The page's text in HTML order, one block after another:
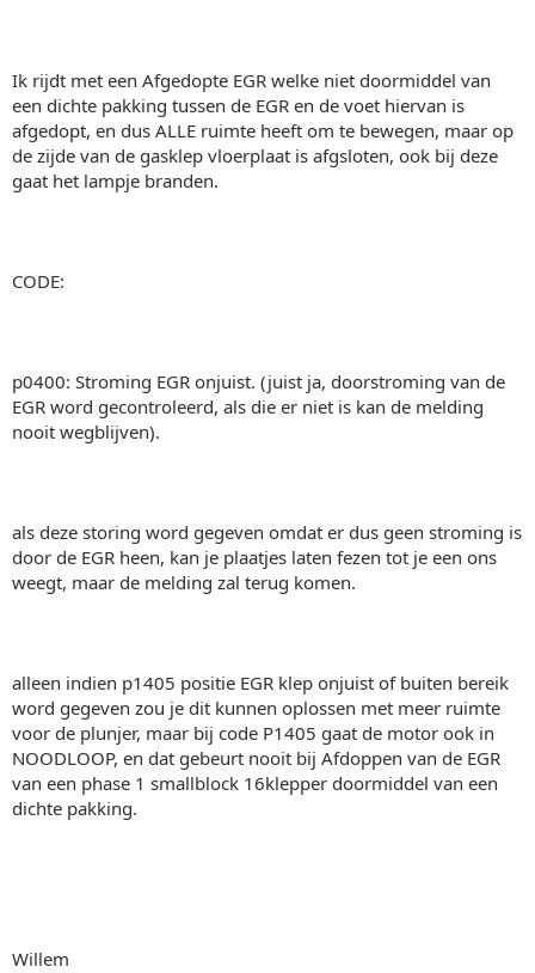
Ik rijdt met een Afgedopte EGR welke niet doormiddel van
een dichte pakking tussen de EGR en de voet hiervan is
afgedopt, en dus ALLE ruimte heeft om te bewegen, maar op
de zijde van de gasklep vloerplaat is afgsloten, ook bij deze
gaat het lampje branden.
CODE:
p0400: Stroming EGR onjuist. (juist ja, doorstroming van de
EGR word gecontroleerd, als die er niet is kan de melding
nooit wegblijven).
als deze storing word gegeven omdat er dus geen stroming is
door de EGR heen, kan je plaatjes laten fezen tot je een ons
weegt, maar de melding zal terug komen.
alleen indien p1405 positie EGR klep onjuist of buiten bereik
word gegeven zou je dit kunnen oplossen met meer ruimte
voor de plunjer, maar bij code P1405 gaat de motor ook in
NOODLOOP, en dat gebeurt nooit bij Afdoppen van de EGR
van een phase 1 smallblock 16klepper doormiddel van een
dichte pakking.
Willem